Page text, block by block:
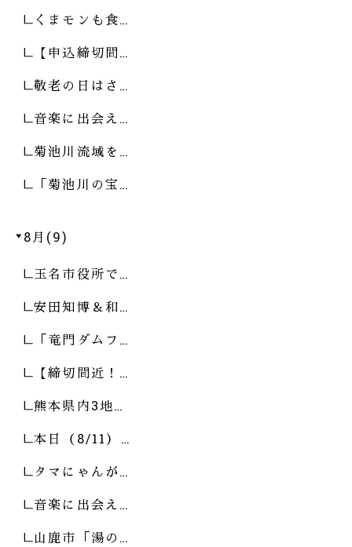
くまモンも食…
【申込締切間…
敬老の日はさ…
音楽に出会え…
菊池川流域を…
「菊池川の宝…
8月(9)
玉名市役所で…
安田知博＆和…
「竜門ダムフ…
【締切間近！…
熊本県内3地…
本日（8/11）…
タマにゃんが…
音楽に出会え…
山鹿市「湯の…